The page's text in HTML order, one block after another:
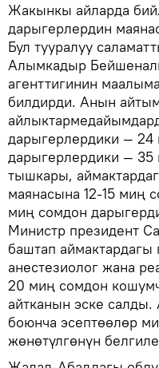
Жакынкы айларда
дарыгерлердин
Бул тууралуу
Алымкадыр
агенттигинин
билдирди. Анын
дарыгерлердики — 24
дарыгерлердики —
тышкары,
маянасына 12-15 миң
миң сомдон
Министр президент
баштап аймактардагы
анестезиолог жана
20 миң сомдон
айтканын эске
боюнча эсептөөлөр
жөнөтүлгөнүн